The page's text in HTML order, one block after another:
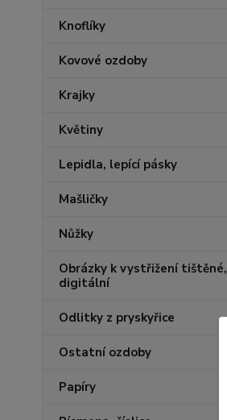
Knoflíky
Kovové ozdoby
Krajky
Květiny
Lepidla, lepící pásky
Mašličky
Nůžky
Obrázky k vystřižení tištěné,
digitální
Odlitky z pryskyřice
Ostatní ozdoby
Papíry